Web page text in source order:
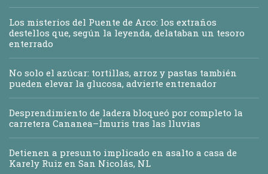
Los misterios del Puente de Arco: los extraños
destellos que, según la leyenda, delataban un tesoro
enterrado
No solo el azúcar: tortillas, arroz y pastas también
pueden elevar la glucosa, advierte entrenador
Desprendimiento de ladera bloqueó por completo la
carretera Cananea–Ímuris tras las lluvias
Detienen a presunto implicado en asalto a casa de
Karely Ruiz en San Nicolás, NL